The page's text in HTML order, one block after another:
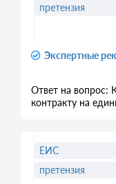
Экспертные
Ответ на вопрос:
контракту на
претензия
ЕИС
претензия